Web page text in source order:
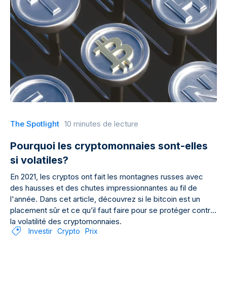
The Spotlight 10 minutes de lecture
Pourquoi les cryptomonnaies sont-elles
si volatiles?
En 2021, les cryptos ont fait les montagnes russes avec
des hausses et des chutes impressionnantes au fil de
l'année. Dans cet article, découvrez si le bitcoin est un
placement sûr et ce qu’il faut faire pour se protéger contre
la volatilité des cryptomonnaies.
Investir Crypto Prix